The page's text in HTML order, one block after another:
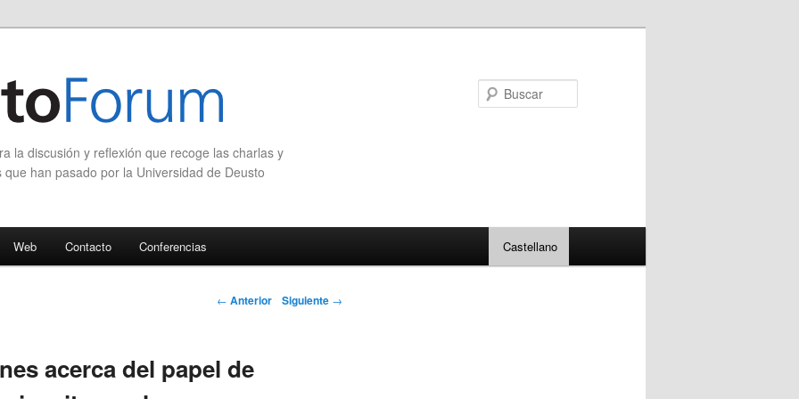
la discusión y reflexión que recoge las charlas y
han pasado por la Universidad de Deusto
Web Contacto Conferencias Castellano
Navegación de
← Anterior Siguiente →
acerca del papel de